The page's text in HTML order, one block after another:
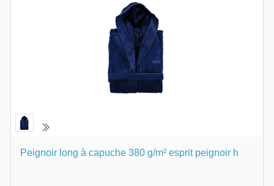
Peignoir long à capuche 380 g/m² esprit peignoir h